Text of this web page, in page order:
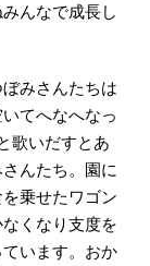
んなで成長し
みさんたちは
てへなへなっ
歌いだすとあ
んたち。園に
乗せたワゴン
くなり支度を
います。おか